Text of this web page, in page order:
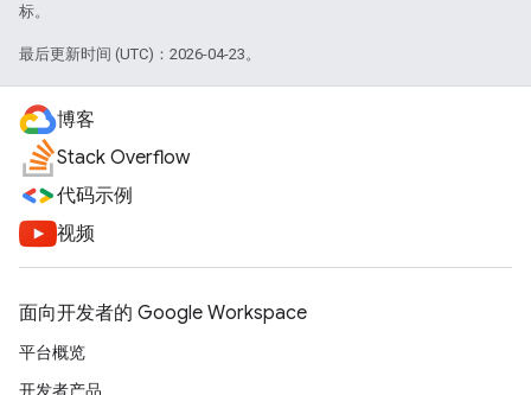
标。
最后更新时间 (UTC)：2026-04-23。
博客
Stack Overflow
代码示例
视频
面向开发者的 Google Workspace
平台概览
开发者产品